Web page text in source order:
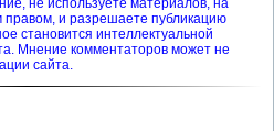
правом, и разрешаете публикацию
становится интеллектуальной
Мнение комментаторов может не
сайта.